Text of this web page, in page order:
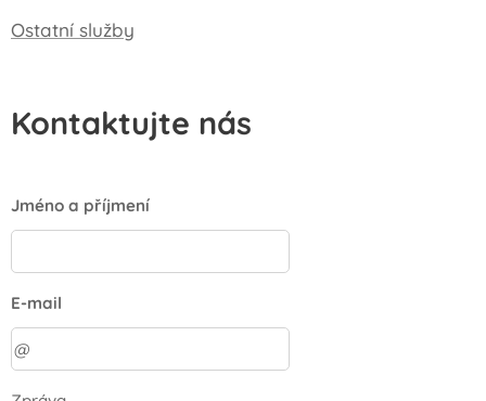
Ostatní služby
Kontaktujte nás
Jméno a příjmení
E-mail